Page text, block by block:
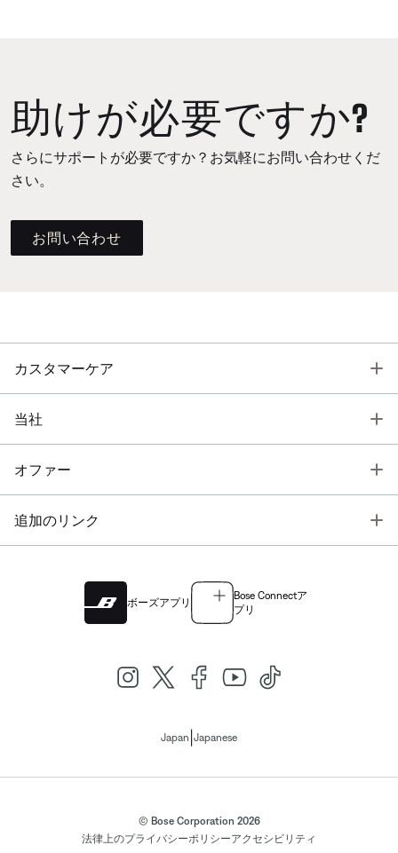
助けが必要ですか?
さらにサポートが必要ですか？お気軽にお問い合わせくだ
さい。
お問い合わせ
カスタマーケア
当社
オファー
追加のリンク
ボーズアプリ
Bose Connectア
プリ
Japan Japanese
© Bose Corporation 2026
法律上のプライバシーポリシーアクセシビリティ